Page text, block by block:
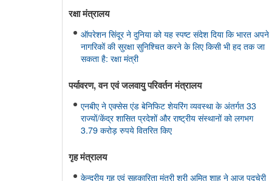
रक्षा मंत्रालय
ऑपरेशन सिंदूर ने दुनिया को यह स्पष्ट संदेश दिया कि भारत अपने
नागरिकों की सुरक्षा सुनिश्चित करने के लिए किसी भी हद तक जा
सकता है: रक्षा मंत्री
पर्यावरण, वन एवं जलवायु परिवर्तन मंत्रालय
एनबीए ने एक्सेस एंड बेनिफिट शेयरिंग व्यवस्था के अंतर्गत 33
राज्यों/केंद्र शासित प्रदेशों और राष्ट्रीय संस्थानों को लगभग
3.79 करोड़ रुपये वितरित किए
गृह मंत्रालय
केन्द्रीय गृह एवं सहकारिता मंत्री श्री अमित शाह ने आज पुदुचेरी